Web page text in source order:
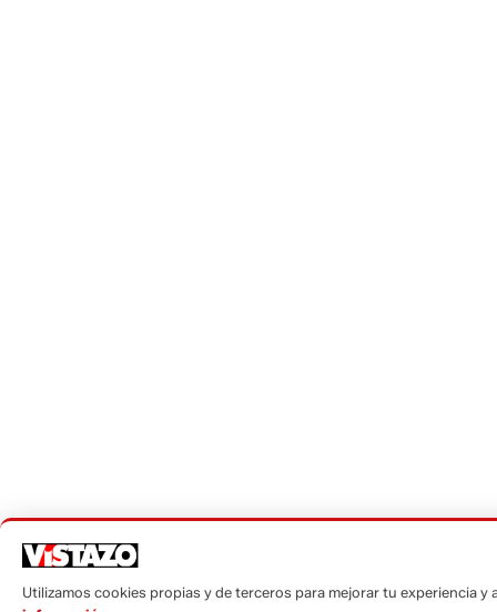
Utilizamos cookies propias y de terceros para mejorar tu experiencia y